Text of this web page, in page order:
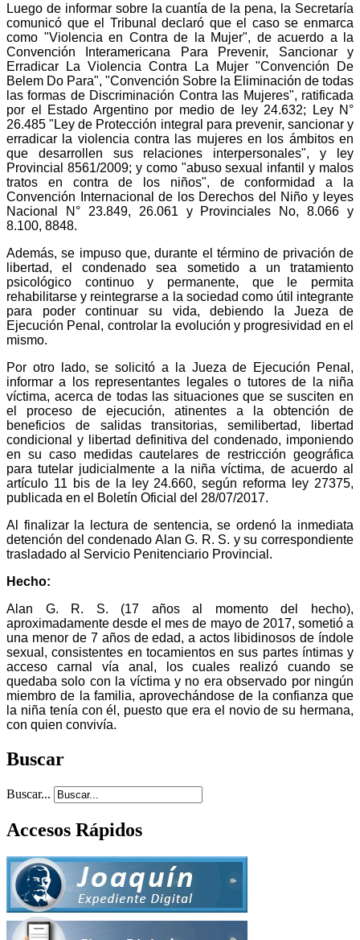
Luego de informar sobre la cuantía de la pena, la Secretaría
comunicó que el Tribunal declaró que el caso se enmarca
como "Violencia en Contra de la Mujer", de acuerdo a la
Convención Interamericana Para Prevenir, Sancionar y
Erradicar La Violencia Contra La Mujer "Convención De
Belem Do Para", "Convención Sobre la Eliminación de todas
las formas de Discriminación Contra las Mujeres", ratificada
por el Estado Argentino por medio de ley 24.632; Ley N°
26.485 "Ley de Protección integral para prevenir, sancionar y
erradicar la violencia contra las mujeres en los ámbitos en
que desarrollen sus relaciones interpersonales", y ley
Provincial 8561/2009; y como "abuso sexual infantil y malos
tratos en contra de los niños", de conformidad a la
Convención Internacional de los Derechos del Niño y leyes
Nacional N° 23.849, 26.061 y Provinciales No, 8.066 y
8.100, 8848.
Además, se impuso que, durante el término de privación de
libertad, el condenado sea sometido a un tratamiento
psicológico continuo y permanente, que le permita
rehabilitarse y reintegrarse a la sociedad como útil integrante
para poder continuar su vida, debiendo la Jueza de
Ejecución Penal, controlar la evolución y progresividad en el
mismo.
Por otro lado, se solicitó a la Jueza de Ejecución Penal,
informar a los representantes legales o tutores de la niña
víctima, acerca de todas las situaciones que se susciten en
el proceso de ejecución, atinentes a la obtención de
beneficios de salidas transitorias, semilibertad, libertad
condicional y libertad definitiva del condenado, imponiendo
en su caso medidas cautelares de restricción geográfica
para tutelar judicialmente a la niña víctima, de acuerdo al
artículo 11 bis de la ley 24.660, según reforma ley 27375,
publicada en el Boletín Oficial del 28/07/2017.
Al finalizar la lectura de sentencia, se ordenó la inmediata
detención del condenado Alan G. R. S. y su correspondiente
trasladado al Servicio Penitenciario Provincial.
Hecho:
Alan G. R. S. (17 años al momento del hecho),
aproximadamente desde el mes de mayo de 2017, sometió a
una menor de 7 años de edad, a actos libidinosos de índole
sexual, consistentes en tocamientos en sus partes íntimas y
acceso carnal vía anal, los cuales realizó cuando se
quedaba solo con la víctima y no era observado por ningún
miembro de la familia, aprovechándose de la confianza que
la niña tenía con él, puesto que era el novio de su hermana,
con quien convivía.
Buscar
Buscar...
Accesos Rápidos